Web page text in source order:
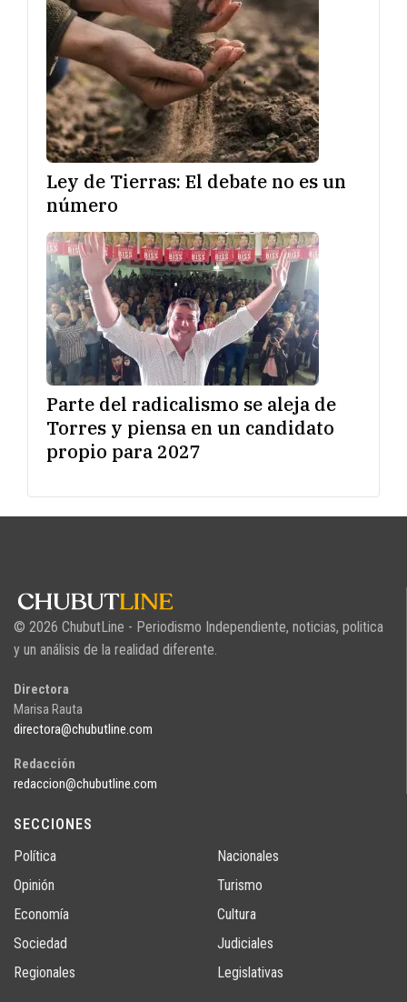
Ley de Tierras: El debate no es un
número
Parte del radicalismo se aleja de
Torres y piensa en un candidato
propio para 2027
© 2026 ChubutLine - Periodismo Independiente, noticias, politica
y un análisis de la realidad diferente.
Directora
Marisa Rauta
directora@chubutline.com
Redacción
redaccion@chubutline.com
SECCIONES
Política
Opinión
Economía
Sociedad
Regionales
Nacionales
Turismo
Cultura
Judiciales
Legislativas